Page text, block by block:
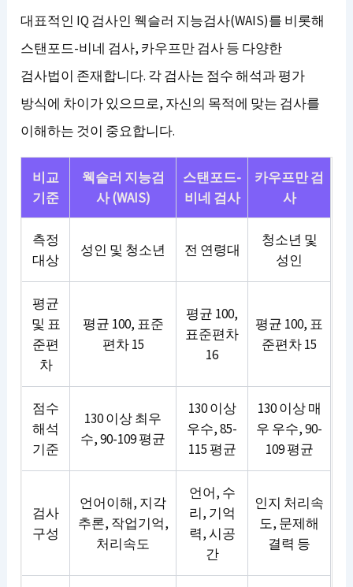
대표적인 IQ 검사인 웩슬러 지능검사(WAIS)를 비롯해
스탠포드-비네 검사, 카우프만 검사 등 다양한
검사법이 존재합니다. 각 검사는 점수 해석과 평가
방식에 차이가 있으므로, 자신의 목적에 맞는 검사를
이해하는 것이 중요합니다.
비교
기준
웩슬러 지능검
사 (WAIS)
스탠포드-
비네 검사
카우프만 검
사
측정
대상
성인 및 청소년 전 연령대
청소년 및
성인
평균
및 표
준편
차
평균 100, 표준
편차 15
평균 100,
표준편차
16
평균 100, 표
준편차 15
점수
해석
기준
130 이상 최우
수, 90-109 평균
130 이상
우수, 85-
115 평균
130 이상 매
우 우수, 90-
109 평균
검사
구성
언어이해, 지각
추론, 작업기억,
처리속도
언어, 수
리, 기억
력, 시공
간
인지 처리속
도, 문제해
결력 등